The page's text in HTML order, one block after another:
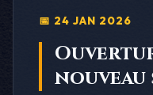
📅 24 JAN 2026
nouveau